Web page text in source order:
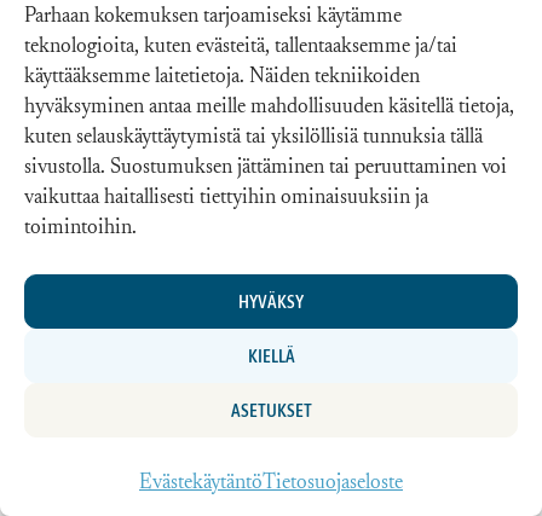
Parhaan kokemuksen tarjoamiseksi käytämme
teknologioita, kuten evästeitä, tallentaaksemme ja/tai
käyttääksemme laitetietoja. Näiden tekniikoiden
hyväksyminen antaa meille mahdollisuuden käsitellä tietoja,
kuten selauskäyttäytymistä tai yksilöllisiä tunnuksia tällä
sivustolla. Suostumuksen jättäminen tai peruuttaminen voi
vaikuttaa haitallisesti tiettyihin ominaisuuksiin ja
toimintoihin.
HYVÄKSY
KIELLÄ
ASETUKSET
EvästekäytäntöTietosuojaseloste
kaikkia vaan keskity
omaan kohderyhmääsi.
Selkeä, helposti ymmärrettävä ja
omannäköinen viesti toimii
yleensä paremmin kuin liian
varovainen tai monimutkainen
teksti tai video.
Sosiaalinen media
ihmisiä. Tärkeintä on, että ihmiset